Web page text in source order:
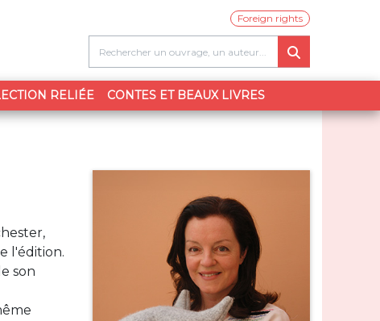
Foreign rights
RELIÉE CONTES ET BEAUX LIVRES
l'édition.
son